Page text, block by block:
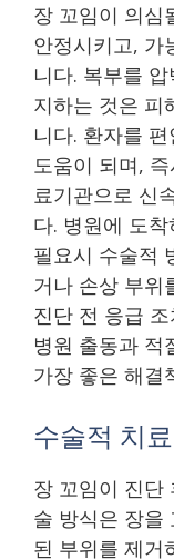
장 꼬임이 의심
안정시키고, 가
니다. 복부를
지하는 것은 피
니다. 환자를
도움이 되며,
료기관으로 신
다. 병원에 도
필요시 수술적
거나 손상 부위
진단 전 응급
병원 출동과 적
가장 좋은 해결
수술적 치
장 꼬임이 진단
술 방식은 장을
된 부위를 제거